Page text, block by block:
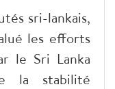
sri-lankais,
les efforts
le Sri Lanka
la stabilité